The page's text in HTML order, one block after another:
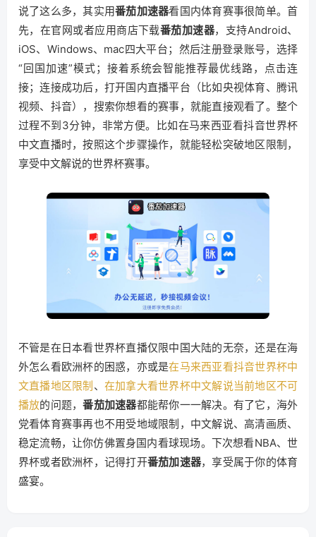
说了这么多，其实用番茄加速器看国内体育赛事很简单。首
先，在官网或者应用商店下载番茄加速器，支持Android、
iOS、Windows、mac四大平台；然后注册登录账号，选择
“回国加速”模式；接着系统会智能推荐最优线路，点击连
接；连接成功后，打开国内直播平台（比如央视体育、腾讯
视频、抖音），搜索你想看的赛事，就能直接观看了。整个
过程不到3分钟，非常方便。比如在马来西亚看抖音世界杯
中文直播时，按照这个步骤操作，就能轻松突破地区限制，
享受中文解说的世界杯赛事。
不管是在日本看世界杯直播仅限中国大陆的无奈，还是在海
外怎么看欧洲杯的困惑，亦或是在马来西亚看抖音世界杯中
文直播地区限制 、 在加拿大看世界杯中文解说当前地区不可
播放的问题，番茄加速器都能帮你一一解决。有了它，海外
党看体育赛事再也不用受地域限制，中文解说、高清画质、
稳定流畅，让你仿佛置身国内看球现场。下次想看NBA、世
界杯或者欧洲杯，记得打开番茄加速器，享受属于你的体育
盛宴。